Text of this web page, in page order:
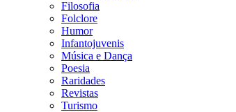
Filosofia
Folclore
Humor
Infantojuvenis
Música e Dança
Poesia
Raridades
Revistas
Turismo